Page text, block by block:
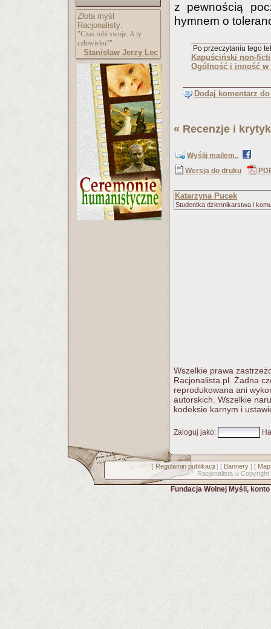
Złota myśl
Racjonalisty:
"Czas robi swoje. A ty
człowieku?"
Stanisław Jerzy Lec
z pewnością
hymnem o
Po przeczytaniu tego
Kapuściński non-
Ogólność i inność w
Dodaj komentarz
« Recenzje i
Wyślij mailem..
Wersja do druku
Katarzyna Pucek
Studentka dziennikarstwa i
Wszelkie prawa
Racjonalista.pl. Żadna
reprodukowana ani
autorskich. Wszelkie
kodeksie karnym i
Zaloguj jako:
[ Regulamin publikacji] [ Bannery] [
Racjonalista © Copyright
Fundacja Wolnej Myśli,